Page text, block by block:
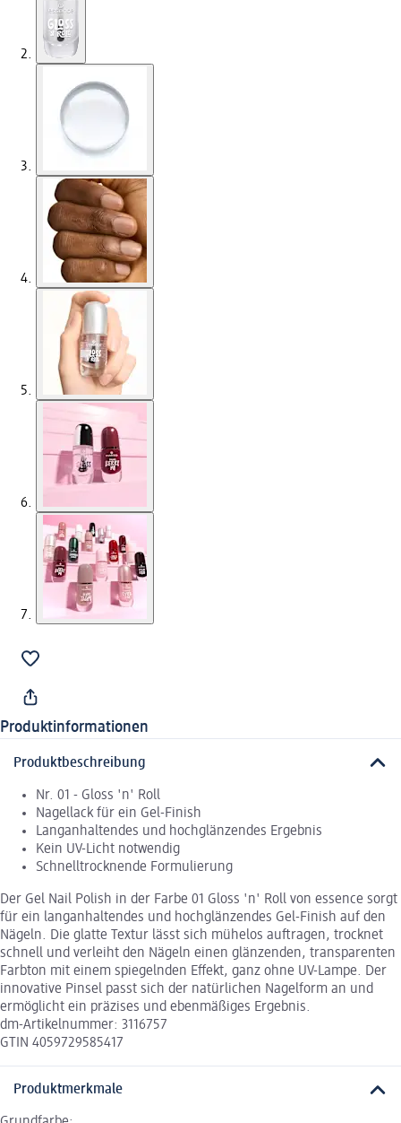
Produktinformationen
Produktbeschreibung
Nr. 01 - Gloss 'n' Roll
Nagellack für ein Gel-Finish
Langanhaltendes und hochglänzendes Ergebnis
Kein UV-Licht notwendig
Schnelltrocknende Formulierung
Der Gel Nail Polish in der Farbe 01 Gloss 'n' Roll von essence sorgt
für ein langanhaltendes und hochglänzendes Gel-Finish auf den
Nägeln. Die glatte Textur lässt sich mühelos auftragen, trocknet
schnell und verleiht den Nägeln einen glänzenden, transparenten
Farbton mit einem spiegelnden Effekt, ganz ohne UV-Lampe. Der
innovative Pinsel passt sich der natürlichen Nagelform an und
ermöglicht ein präzises und ebenmäßiges Ergebnis.
dm-Artikelnummer: 3116757
GTIN 4059729585417
Produktmerkmale